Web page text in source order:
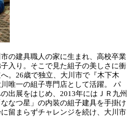
の建具職人の家に生まれ、高校卒業
入り。そこで見た組子の美しさに衝
。26歳で独立、大川市で『木下木
唯一の組子専門店として活躍。 パ
出展をはじめ、2013年にはＪＲ九州
なつ星」の内装の組子建具を手掛け
留まらずチャレンジを続け、大川市